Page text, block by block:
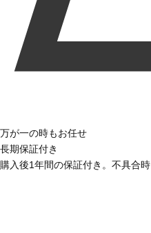
万が一の時もお任せ
長期保証付き
購入後1年間の保証付き。不具合